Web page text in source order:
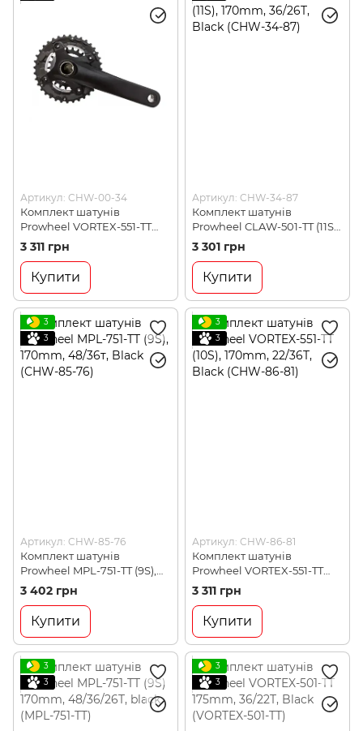
Артикул: CHW-00-34
Комплект шатунів
Prowheel VORTEX-551-TT
(10S) 175mm, 22/36T, black
(VORTEX-551T)
3 311 грн
Купити
Артикул: CHW-34-87
Комплект шатунів
Prowheel CLAW-501-TT (11S),
170mm, 36/26T, Black (CHW-
3 301 грн
Купити
3
3
Артикул: CHW-85-76
Комплект шатунів
Prowheel MPL-751-TT (9S),
170mm, 48/36т, Black
(CHW-85-76)
3 402 грн
Купити
3
3
Артикул: CHW-86-81
Комплект шатунів
Prowheel VORTEX-551-TT
(10S), 170mm, 22/36T, Black
(CHW-86-81)
3 311 грн
Купити
3
3
3
3